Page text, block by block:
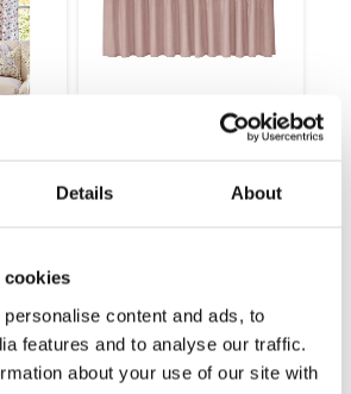
Details About
cookies
content and ads, to
features and to analyse our traffic.
about your use of our site with
Bruce Multikappa
KÖP
NYHET